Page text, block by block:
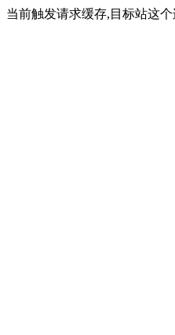
当前触发请求缓存,目标站这